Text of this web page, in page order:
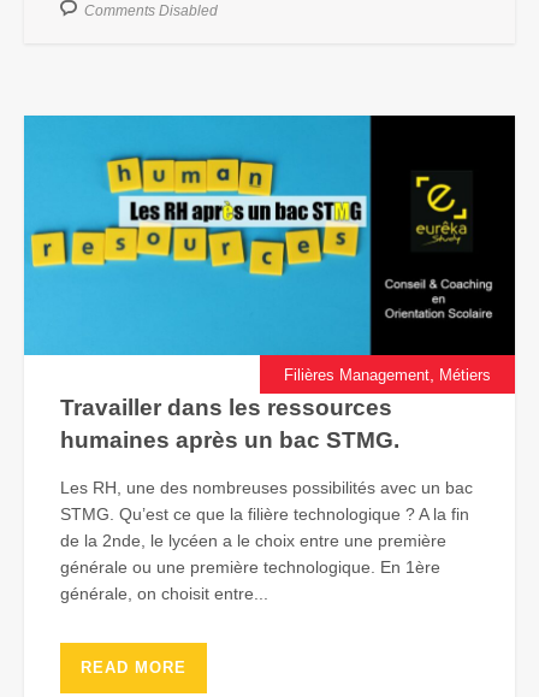
Comments Disabled
Filières Management Métiers
Travailler dans les ressources
humaines après un bac STMG.
Les RH, une des nombreuses possibilités avec un bac
STMG. Qu’est ce que la filière technologique ? A la fin
de la 2nde, le lycéen a le choix entre une première
générale ou une première technologique. En 1ère
générale, on choisit entre...
READ MORE